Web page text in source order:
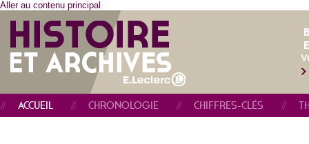
Aller au contenu principal
ACCUEIL CHRONOLOGIE CHIFFRES-CLÉS